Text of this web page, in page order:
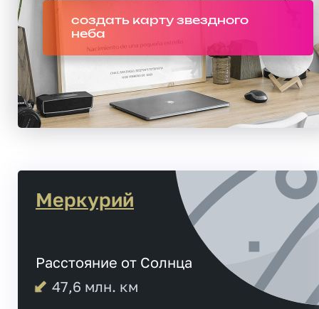
создать карту звездного
неба
Меркурий
Расстояние от Солнца
47,6 млн. км